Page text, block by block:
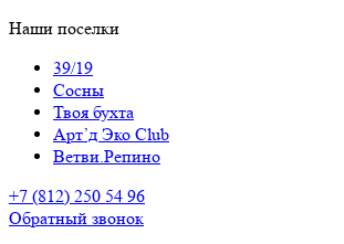
Наши поселки
39/19
Сосны
Твоя бухта
Арт’д Эко Club
Ветви.Репино
+7 (812) 250 54 96
Обратный звонок